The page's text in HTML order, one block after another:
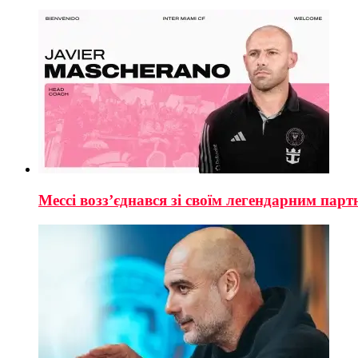
Мессі возз’єднався зі своїм легендарним